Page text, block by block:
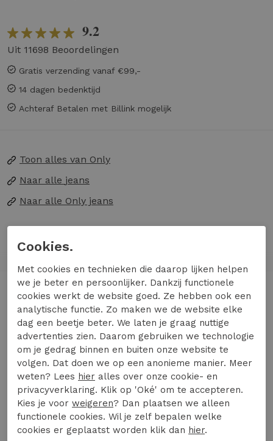
9.2
Uit 11698 Beoordelingen
Gratis verzending vanaf €99,-
14 dagen bedenktijd
Achteraf Betalen met Billink mogelijk
Toon alles van Only
Naar alle jeans
Naar alle Only jeans
WIDE DNM CRO099 jeans van ONLY, een
stijlvolle en comfortabele keuze voor elke
modebewuste vrouw. Deze zwarte jeans met een
gewassen look biedt een trendy loose fit,
perfect voor een casual en toch elegante
uitstraling.
Merk: ONLY
Model: Loose Fit
Kleur: Zwarte jeans wassing
Hoogwaardige denim kwaliteit
Comfortabele pasvorm
Lees meer
Specificaties
Winkelvoorraad
Gerelateerde producten
Cookies.
Met cookies en technieken die daarop lijken helpen
we je beter en persoonlijker. Dankzij functionele
cookies werkt de website goed. Ze hebben ook een
analytische functie. Zo maken we de website elke
dag een beetje beter. We laten je graag nuttige
advertenties zien. Daarom gebruiken we technologie
om je gedrag binnen en buiten onze website te
volgen. Dat doen we op een anonieme manier. Meer
weten? Lees hier alles over onze cookie- en
privacyverklaring. Klik op 'Oké' om te accepteren.
Kies je voor weigeren? Dan plaatsen we alleen
functionele cookies. Wil je zelf bepalen welke
cookies er geplaatst worden klik dan hier.